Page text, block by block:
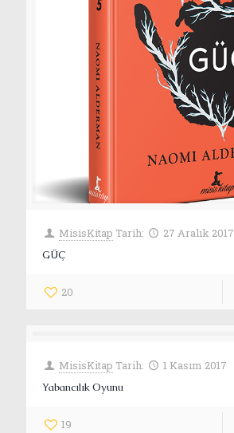
MisisKitap Tarih: 27 Aralık 2017
GÜÇ
20
MisisKitap Tarih: 1 Kasım 2017
Yabancılık Oyunu
19